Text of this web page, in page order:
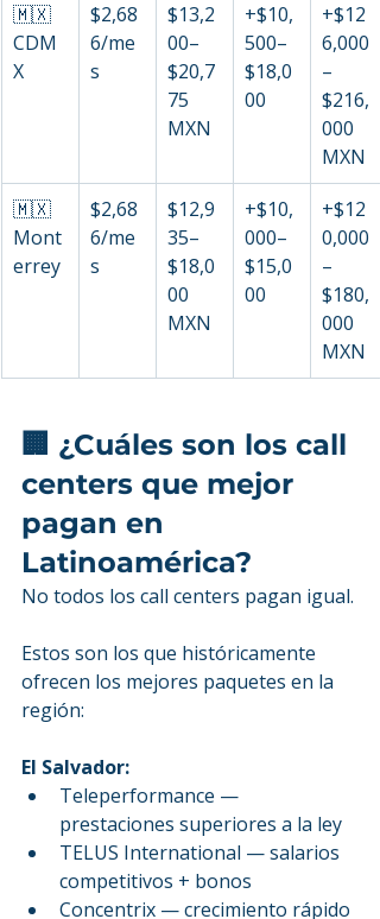
🇲🇽
CDM
X
$2,68
6/me
s
$13,2
00–
$20,7
75
MXN
+$10,
500–
$18,0
00
+$12
6,000
–
$216,
000
MXN
🇲🇽
Mont
errey
$2,68
6/me
s
$12,9
35–
$18,0
00
MXN
+$10,
000–
$15,0
00
+$12
0,000
–
$180,
000
MXN
🏢 ¿Cuáles son los call
centers que mejor
pagan en
Latinoamérica?
No todos los call centers pagan igual.
Estos son los que históricamente
ofrecen los mejores paquetes en la
región:
El Salvador:
Teleperformance —
prestaciones superiores a la ley
TELUS International — salarios
competitivos + bonos
Concentrix — crecimiento rápido